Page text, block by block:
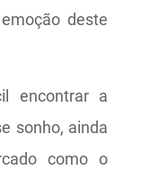
deste
encontrar a
sonho, ainda
como o